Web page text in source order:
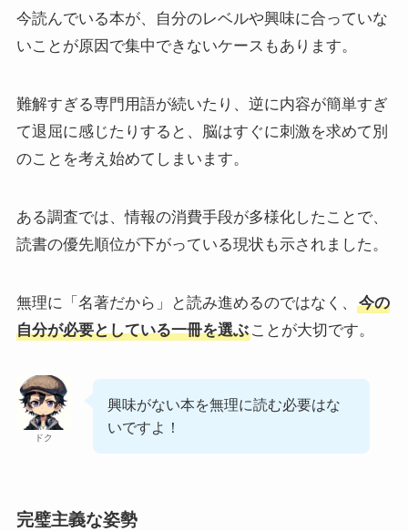
今読んでいる本が、自分のレベルや興味に合っていな
いことが原因で集中できないケースもあります。
難解すぎる専門用語が続いたり、逆に内容が簡単すぎ
て退屈に感じたりすると、脳はすぐに刺激を求めて別
のことを考え始めてしまいます。
ある調査では、情報の消費手段が多様化したことで、
読書の優先順位が下がっている現状も示されました。
無理に「名著だから」と読み進めるのではなく、
今の
自分が必要としている一冊を選ぶことが大切です。
ドク
興味がない本を無理に読む必要はな
いですよ！
完璧主義な姿勢